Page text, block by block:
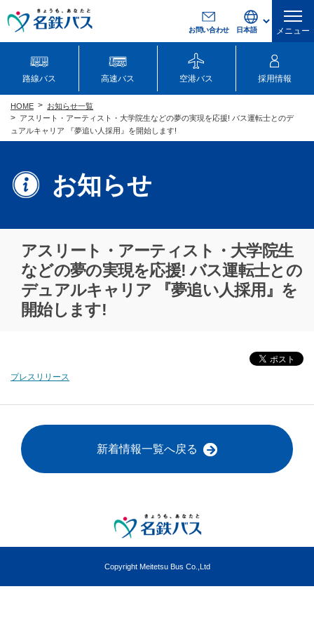
お問い合わせ メニュー
路線バス 高速バス 空港バス 採用情報
お知らせ
HOME
お知らせ一覧
アスリート・アーティスト・大学院生などの夢の実現を応援! バス運転士とのデ
ュアルキャリア 『夢追い人採用』を開始します!
アスリート・アーティスト・大学院生
などの夢の実現を応援! バス運転士との
デュアルキャリア 『夢追い人採用』を
開始します!
プレスリリース
新着情報一覧へ戻る
Copyright Meitetsu Bus Co.,Ltd